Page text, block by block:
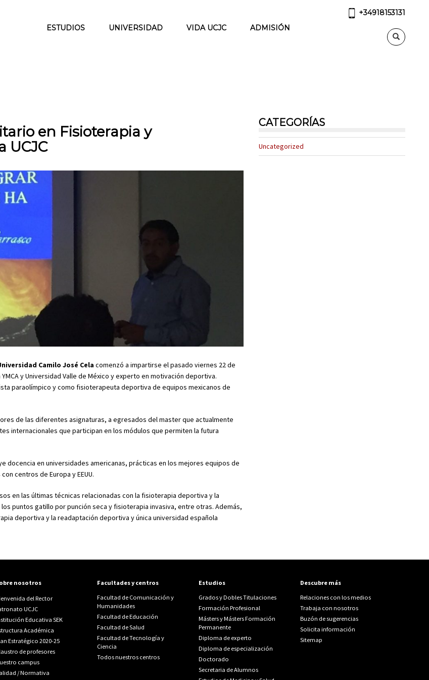
ESTUDIOS UNIVERSIDAD VIDA UCJC ADMISIÓN
+34918153131
en Fisioterapia y
UCJC
Camilo José Cela comenzó a impartirse el pasado viernes 22 de
y Universidad Valle de México y experto en motivación deportiva.
paraolímpico y como fisioterapeuta deportiva de equipos mexicanos de
de las diferentes asignaturas, a egresados del master que actualmente
internacionales que participan en los módulos que permiten la futura
docencia en universidades americanas, prácticas en los mejores equipos de
centros de Europa y EEUU.
en las últimas técnicas relacionadas con la fisioterapia deportiva y la
puntos gatillo por punción seca y fisioterapia invasiva, entre otras. Además,
deportiva y la readaptación deportiva y única universidad española
CATEGORÍAS
Uncategorized
nosotros
del Rector
UCJC
Educativa SEK
Académica
Estratégico 2020-25
de profesores
campus
/Normativa
Facultades y centros
Facultad de Comunicación y
Humanidades
Facultad de Educación
Facultad de Salud
Facultad de Tecnología y
Ciencia
Todos nuestros centros
Estudios
Grados y Dobles Titulaciones
Formación Profesional
Másters y Másters Formación
Permanente
Diploma de experto
Diploma de especialización
Doctorado
Secretaria de Alumnos
Descubre más
Relaciones con los medios
Trabaja con nosotros
Buzón de sugerencias
Solicita información
Sitemap